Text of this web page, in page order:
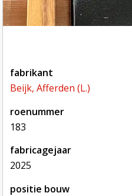
fabrikant
Beijk, Afferden (L.)
roenummer
183
fabricagejaar
2025
positie bouw